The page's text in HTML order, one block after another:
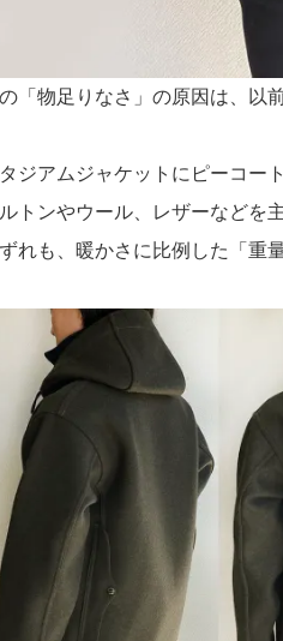
「物足りなさ」の原因は、以
ジアムジャケットにピーコー
ルトンやウール、レザーなどを
れも、暖かさに比例した「重